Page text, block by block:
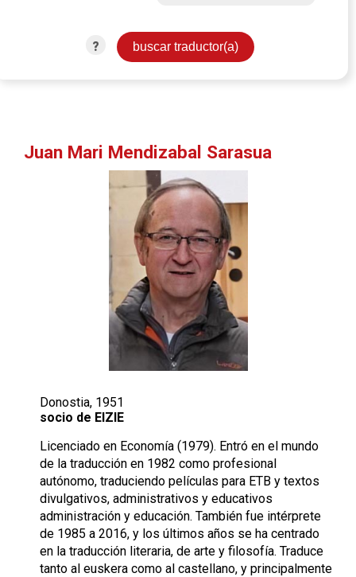
?
Juan Mari Mendizabal Sarasua
Donostia, 1951
socio de EIZIE
Licenciado en Economía (1979). Entró en el mundo
de la traducción en 1982 como profesional
autónomo, traduciendo películas para ETB y textos
divulgativos, administrativos y educativos
administración y educación. También fue intérprete
de 1985 a 2016, y los últimos años se ha centrado
en la traducción literaria, de arte y filosofía. Traduce
tanto al euskera como al castellano, y principalmente